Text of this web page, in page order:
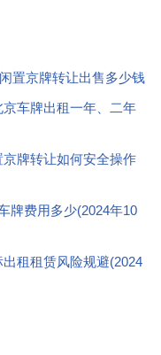
置京牌转让出售多少钱
车牌出租一年、二年
牌转让如何安全操作
牌费用多少(2024年10
租租赁风险规避(2024